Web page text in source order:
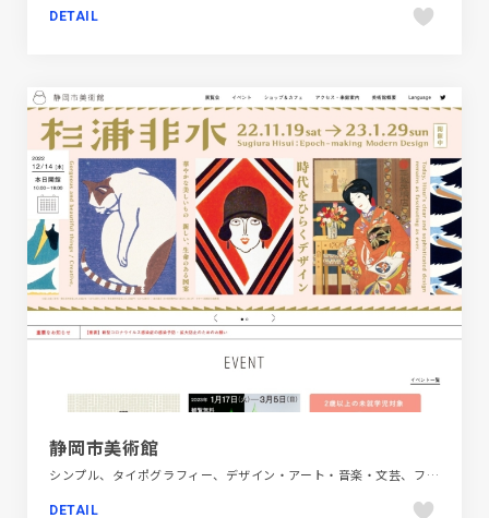
DETAIL
静岡市美術館
シンプル、タイポグラフィー、デザイン・アート・音楽・文芸、フラットデザイン、ホワイト系、ポップ、施設・店舗サイト
DETAIL